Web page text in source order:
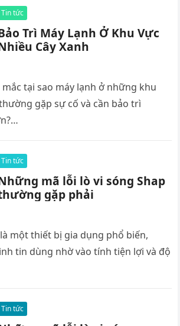
Tin tức
Trì Máy Lạnh Ở Khu Vực
Cây Xanh
tại sao máy lạnh ở những khu
gặp sự cố và cần bảo trì
Tin tức
mã lỗi lò vi sóng Shap
gặp phải
một thiết bị gia dụng phổ biến,
tin dùng nhờ vào tính tiện lợi và độ
Tin tức